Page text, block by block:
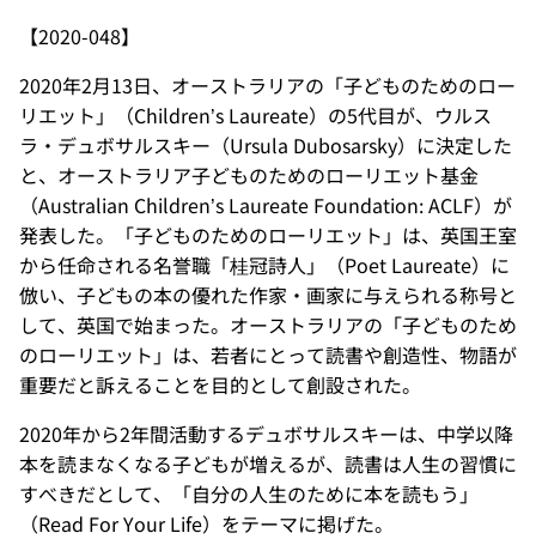
【2020-048】
2020年2月13日、オーストラリアの「子どものためのロー
リエット」（Children’s Laureate）の5代目が、ウルス
ラ・デュボサルスキー（Ursula Dubosarsky）に決定した
と、オーストラリア子どものためのローリエット基金
（Australian Children’s Laureate Foundation: ACLF）が
発表した。「子どものためのローリエット」は、英国王室
から任命される名誉職「桂冠詩人」（Poet Laureate）に
倣い、子どもの本の優れた作家・画家に与えられる称号と
して、英国で始まった。オーストラリアの「子どものため
のローリエット」は、若者にとって読書や創造性、物語が
重要だと訴えることを目的として創設された。
2020年から2年間活動するデュボサルスキーは、中学以降
本を読まなくなる子どもが増えるが、読書は人生の習慣に
すべきだとして、「自分の人生のために本を読もう」
（Read For Your Life）をテーマに掲げた。